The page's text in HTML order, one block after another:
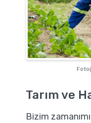
Tarım ve
Bizim